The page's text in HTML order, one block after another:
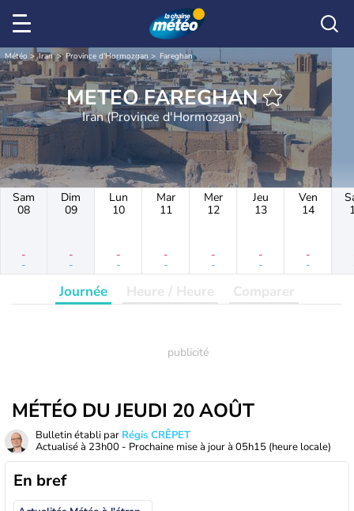
Météo Iran Province d'Hormozgan Fareghan
METEO FAREGHAN
Iran (Province d'Hormozgan)
Sam
08
-
-
Dim
09
-
-
Lun
10
-
-
Mar
11
-
-
Mer
12
-
-
Jeu
13
-
-
Ven
14
-
-
Journée Heure / Heure Comparer
MÉTÉO DU JEUDI 20 AOÛT
Bulletin établi par Régis CRÊPET
Actualisé à 23h00 - Prochaine mise à jour à 05h15 (heure locale)
En bref